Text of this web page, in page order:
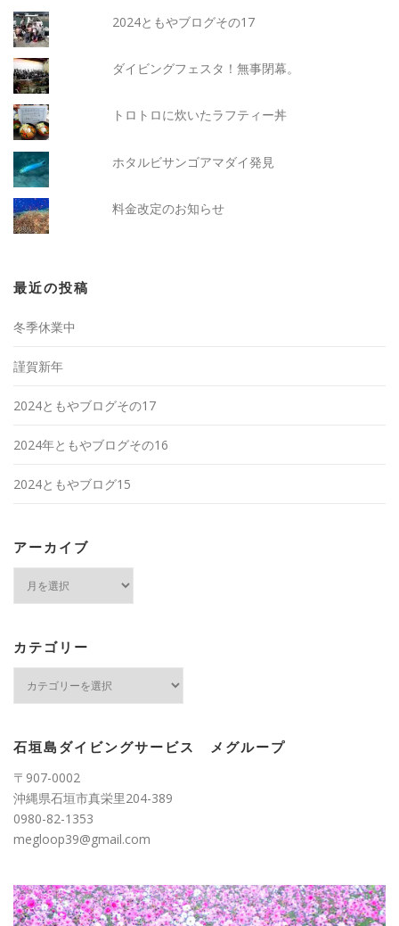
2024ともやブログその17
ダイビングフェスタ！無事閉幕。
トロトロに炊いたラフティー丼
ホタルビサンゴアマダイ発見
料金改定のお知らせ
最近の投稿
冬季休業中
謹賀新年
2024ともやブログその17
2024年ともやブログその16
2024ともやブログ15
アーカイブ
ブ
カテゴリー
ー
石垣島ダイビングサービス メグループ
〒907-0002
沖縄県石垣市真栄里204-389
0980-82-1353
megloop39@gmail.com